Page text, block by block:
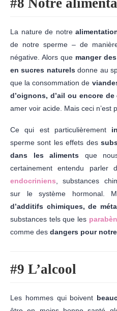
#8 Notre
La nature de notre
de notre sperme – de
négative. Alors que manger
en sucres naturelsdonne au
que la consommation de
d’oignons, d’ail ou encore de
amer voir acide. Mais ceci n’est
Ce qui est particulièrement
sperme sont les effets des
dans les aliments que
certainement entendu parler
endocriniens, substances
sur le système hormonal.
d’additifs chimiques, de
substances tels que les
comme des dangers pour
#9 L’alcool
Les hommes qui boivent